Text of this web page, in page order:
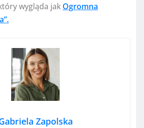
wygląda jak Ogromna
Zapolska